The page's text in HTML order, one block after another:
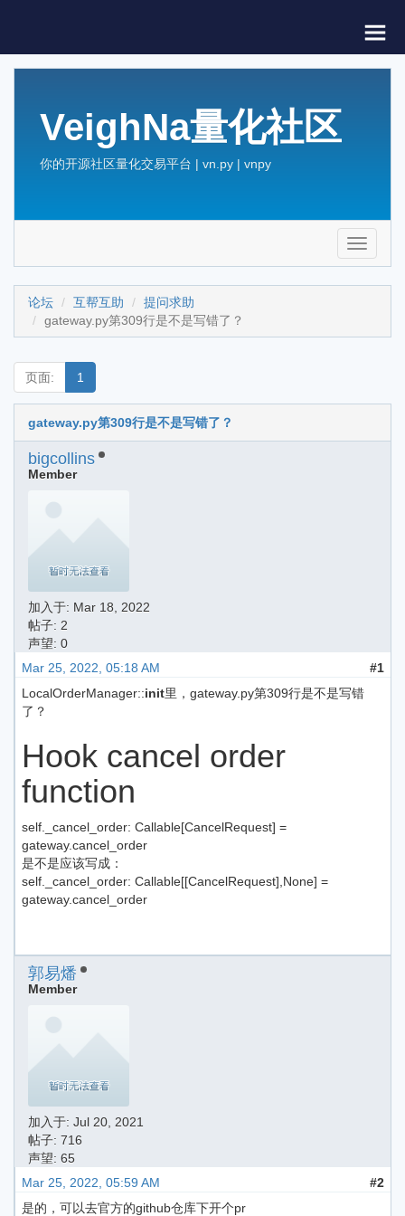
VeighNa量化社区
你的开源社区量化交易平台 | vn.py | vnpy
Toggle
论坛 互帮互助
提问求助
gateway.py第309行是不是写错了？
页面: 1
gateway.py第309行是不是写错了？
bigcollins
Member
加入于: Mar 18, 2022
帖子: 2
声望: 0
Mar 25, 2022, 05:18 AM
#1
LocalOrderManager::init里，gateway.py第309行是不是写错
了？
Hook cancel order
function
self._cancel_order: Callable[CancelRequest] =
gateway.cancel_order
是不是应该写成：
self._cancel_order: Callable[[CancelRequest],None] =
gateway.cancel_order
郭易燔
Member
加入于: Jul 20, 2021
帖子: 716
声望: 65
Mar 25, 2022, 05:59 AM
#2
是的，可以去官方的github仓库下开个pr